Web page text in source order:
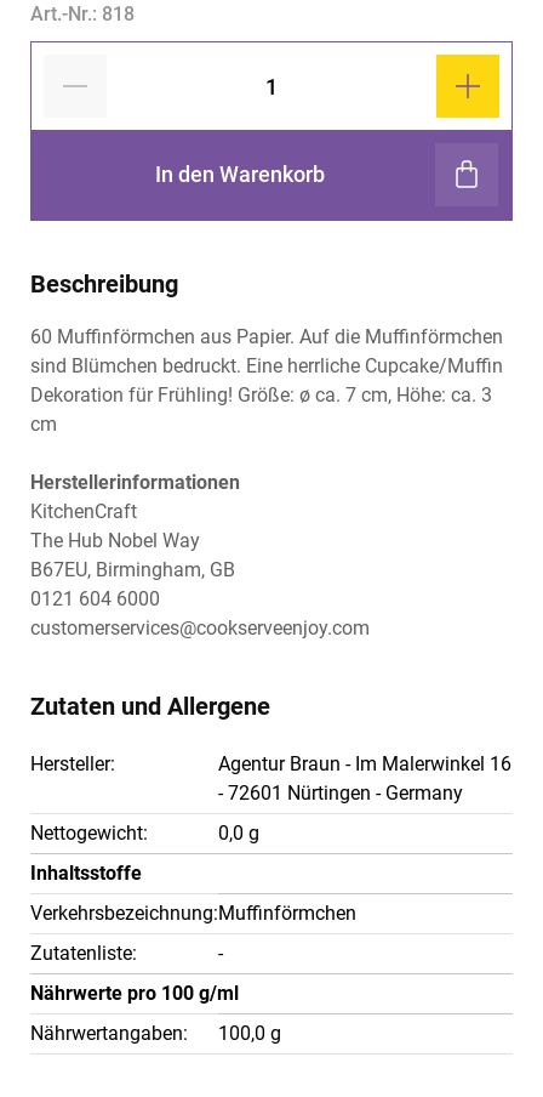
Art.-Nr.: 818
In den Warenkorb
Beschreibung
60 Muffinförmchen aus Papier. Auf die Muffinförmchen
sind Blümchen bedruckt. Eine herrliche Cupcake/Muffin
Dekoration für Frühling! Größe: ø ca. 7 cm, Höhe: ca. 3
cm
Herstellerinformationen
KitchenCraft
The Hub Nobel Way
B67EU, Birmingham, GB
0121 604 6000
customerservices@cookserveenjoy.com
Zutaten und Allergene
Hersteller:
Agentur Braun - Im Malerwinkel 16
- 72601 Nürtingen - Germany
Nettogewicht:
0,0 g
Inhaltsstoffe
Verkehrsbezeichnung:Muffinförmchen
Zutatenliste:
-
Nährwerte pro 100 g/ml
Nährwertangaben:
100,0 g